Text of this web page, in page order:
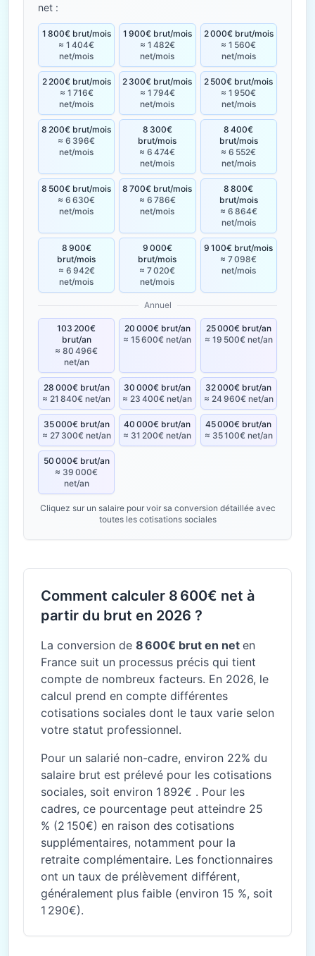
net :
1 800€ brut/mois
≈ 1 404€
net/mois
1 900€ brut/mois
≈ 1 482€
net/mois
2 000€ brut/mois
≈ 1 560€
net/mois
2 200€ brut/mois
≈ 1 716€
net/mois
2 300€ brut/mois
≈ 1 794€
net/mois
2 500€ brut/mois
≈ 1 950€
net/mois
8 200€ brut/mois
≈ 6 396€
net/mois
8 300€
brut/mois
≈ 6 474€
net/mois
8 400€
brut/mois
≈ 6 552€
net/mois
8 500€ brut/mois
≈ 6 630€
net/mois
8 700€ brut/mois
≈ 6 786€
net/mois
8 800€
brut/mois
≈ 6 864€
net/mois
8 900€
brut/mois
≈ 6 942€
net/mois
9 000€
brut/mois
≈ 7 020€
net/mois
9 100€ brut/mois
≈ 7 098€
net/mois
Annuel
103 200€
brut/an
≈ 80 496€
net/an
20 000€ brut/an
≈ 15 600€ net/an
25 000€ brut/an
≈ 19 500€ net/an
28 000€ brut/an
≈ 21 840€ net/an
30 000€ brut/an
≈ 23 400€ net/an
32 000€ brut/an
≈ 24 960€ net/an
35 000€ brut/an
≈ 27 300€ net/an
40 000€ brut/an
≈ 31 200€ net/an
45 000€ brut/an
≈ 35 100€ net/an
50 000€ brut/an
≈ 39 000€
net/an
Cliquez sur un salaire pour voir sa conversion détaillée avec
toutes les cotisations sociales
Comment calculer 8 600€ net à
partir du brut en 2026 ?
La conversion de 8 600€ brut en net en
France suit un processus précis qui tient
compte de nombreux facteurs. En 2026, le
calcul prend en compte différentes
cotisations sociales dont le taux varie selon
votre statut professionnel.
Pour un salarié non-cadre, environ 22% du
salaire brut est prélevé pour les cotisations
sociales, soit environ 1 892€ . Pour les
cadres, ce pourcentage peut atteindre 25
% (2 150€) en raison des cotisations
supplémentaires, notamment pour la
retraite complémentaire. Les fonctionnaires
ont un taux de prélèvement différent,
généralement plus faible (environ 15 %, soit
1 290€).